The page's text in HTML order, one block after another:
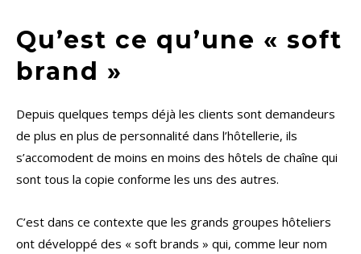
Qu’est ce qu’une « soft
brand »
Depuis quelques temps déjà les clients sont demandeurs
de plus en plus de personnalité dans l’hôtellerie, ils
s’accomodent de moins en moins des hôtels de chaîne qui
sont tous la copie conforme les uns des autres.
C’est dans ce contexte que les grands groupes hôteliers
ont développé des « soft brands » qui, comme leur nom